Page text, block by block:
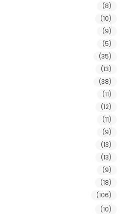
(8)
(10)
(9)
(5)
(35)
(13)
(38)
(11)
(12)
(11)
(9)
(13)
(13)
(9)
(18)
(106)
(10)